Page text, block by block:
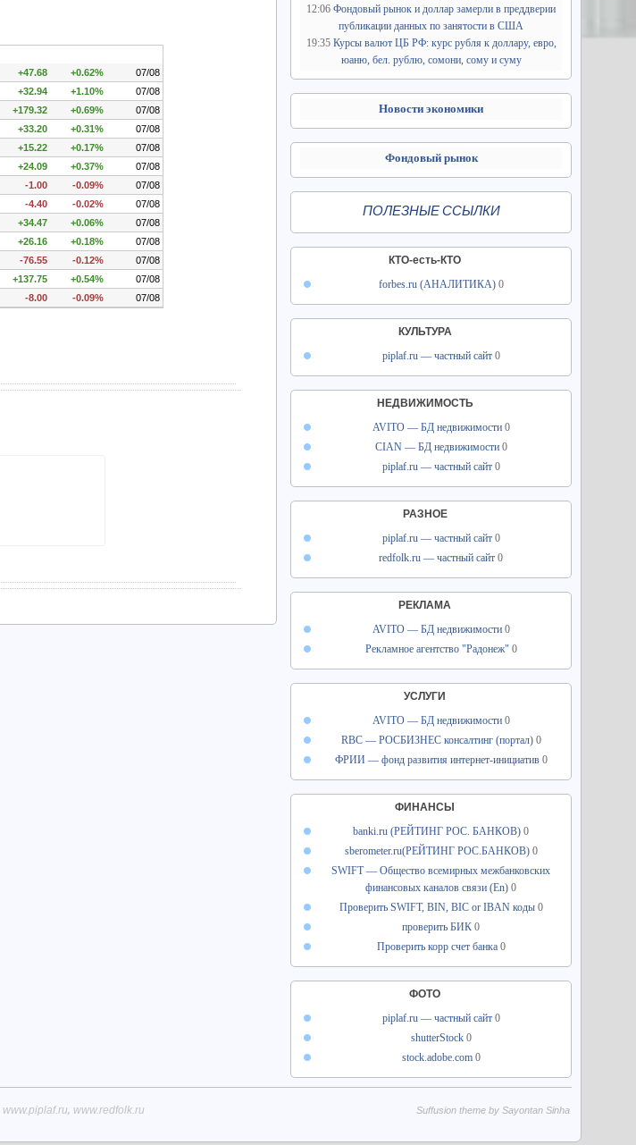
12:06 Фондовый рынок и доллар замерли в преддверии
публикации данных по занятости в США
19:35 Курсы валют ЦБ РФ: курс рубля к доллару, евро,
юаню, бел. рублю, сомони, сому и суму
Новости экономики
Фондовый рынок
ПОЛЕЗНЫЕ ССЫЛКИ
КТО-есть-КТО
forbes.ru (АНАЛИТИКА)0
КУЛЬТУРА
piplaf.ru — частный сайт0
НЕДВИЖИМОСТЬ
AVITO — БД недвижимости0
CIAN — БД недвижимости0
piplaf.ru — частный сайт0
РАЗНОЕ
piplaf.ru — частный сайт0
redfolk.ru — частный сайт 0
РЕКЛАМА
AVITO — БД недвижимости0
Рекламное агентство "Радонеж" 0
УСЛУГИ
AVITO — БД недвижимости0
RBC — РОСБИЗНЕС консалтинг (портал)0
ФРИИ — фонд развития интернет-инициатив0
ФИНАНСЫ
banki.ru (РЕЙТИНГ РОС. БАНКОВ) 0
sberometer.ru(РЕЙТИНГ РОС.БАНКОВ)0
SWIFT — Общество всемирных межбанковских
финансовых каналов связи (En) 0
Проверить SWIFT, BIN, BIC or IBAN коды0
проверить БИК 0
Проверить корр счет банка0
ФОТО
piplaf.ru — частный сайт0
shutterStock0
stock.adobe.com0
www.piplaf.ru, www.redfolk.ru Suffusion theme by Sayontan Sinha